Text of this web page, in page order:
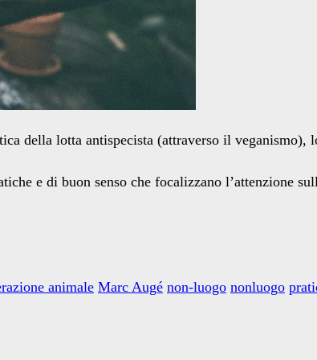
della lotta antispecista (attraverso il veganismo),
e di buon senso che focalizzano l’attenzione
animale Marc Augé non-luogo nonluogo